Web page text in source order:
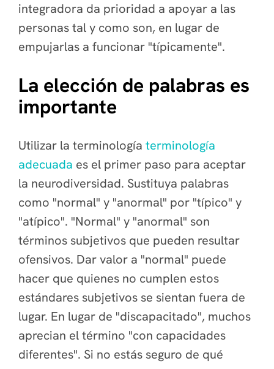
integradora da prioridad a apoyar a las
personas tal y como son, en lugar de
empujarlas a funcionar "típicamente".
La elección de palabras es
importante
Utilizar la terminología terminología
adecuada es el primer paso para aceptar
la neurodiversidad. Sustituya palabras
como "normal" y "anormal" por "típico" y
"atípico". "Normal" y "anormal" son
términos subjetivos que pueden resultar
ofensivos. Dar valor a "normal" puede
hacer que quienes no cumplen estos
estándares subjetivos se sientan fuera de
lugar. En lugar de "discapacitado", muchos
aprecian el término "con capacidades
diferentes". Si no estás seguro de qué